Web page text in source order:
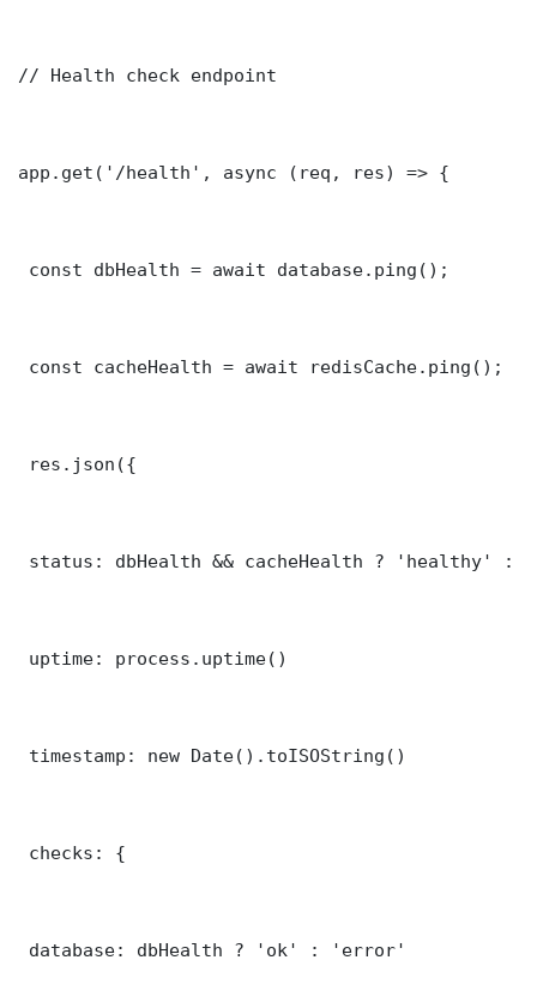
// Health check endpoint
app.get('/health', async (req, res) => {
const dbHealth = await database.ping();
const cacheHealth = await redisCache.ping();
res.json({
status: dbHealth && cacheHealth ? 'healthy' :
uptime: process.uptime()
timestamp: new Date().toISOString()
checks: {
database: dbHealth ? 'ok' : 'error'